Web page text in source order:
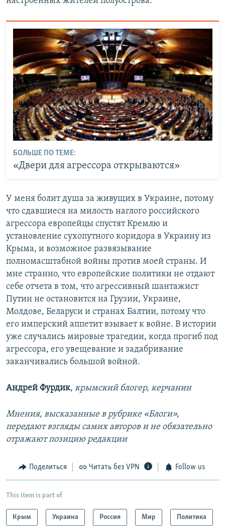
БОЛЬШЕ ПО ТЕМЕ:
«Двери для агрессора открываются»
У меня болит душа за живущих в Украине, потому
что сдавшиеся на милость наглого российского
агрессора европейцы спустят Кремлю и
установление сухопутного коридора в Украину из
Крыма, и возможное развязывание
полномасштабной войны против моей страны. И
мне странно, что европейские политики не отдают
себе отчета в том, что агрессивный шантажист
Путин не остановится на Грузии, Украине,
Молдове, Беларуси и странах Балтии, потому что
его имперский аппетит взывает к войне. В истории
уже случались мировые трагедии, когда прогиб под
агрессора, его увещевание и задабривание
заканчивались большой войной.
Андрей Фурдик, крымский блогер, керчанин
Мнения, высказанные в рубрике «Блоги»,
передают взгляды самих авторов и не обязательно
отражают позицию редакции
Поделиться Читать без VPN Follow us
This item is part of
Крым Украина Россия Мир Политика